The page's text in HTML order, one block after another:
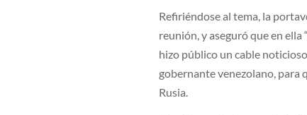
Refiriéndose al tema, la
reunión, y aseguró que en ella
hizo público un cable
gobernante venezolano, para
Rusia.